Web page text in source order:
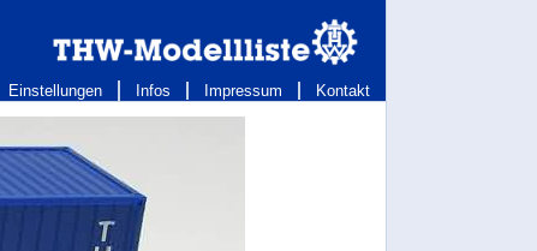
Einstellungen Infos Impressum
Kontakt